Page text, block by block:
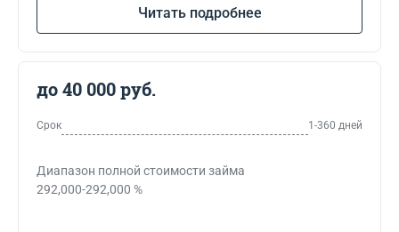
Читать подробнее
до 40 000 руб.
Срок 1-360 дней
Диапазон полной стоимости займа
292,000-292,000 %